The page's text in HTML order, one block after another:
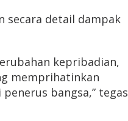
secara detail dampak
kepribadian,
memprihatinkan
bangsa,” tegas